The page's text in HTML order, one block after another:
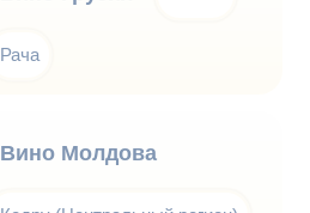
Рача
Вино Молдова